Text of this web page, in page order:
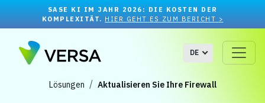
SASE KI IM JAHR 2026: DIE KOSTEN DER
KOMPLEXITÄT. HIER GEHT ES ZUM BERICHT >
DE
Lösungen Aktualisieren Sie Ihre Firewall